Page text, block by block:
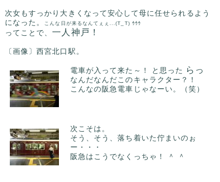
次女もすっかり大きくなって安心して母に任せられるよう
になった。
こんな日が来るなんてぇぇ...(T_T) ｳｳｳ
ってことで、一人神戸！
〔画像〕西宮北口駅。
電車が入って来た～！ と思った らっ
なんだなんだこのキャラクター？！
こんなの阪急電車じゃなーい。（笑）
次こそは。
そう、そう、落ち着いた佇まいのぉ
ー・・・
阪急はこうでなくっちゃ！ ＾ ＾